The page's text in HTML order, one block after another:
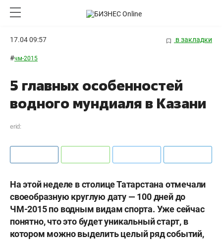
17.04 09:57 в закладки
#чм-2015
5 главных особенностей
водного мундиаля в Казани
erid:
На этой неделе в столице Татарстана отмечали
своеобразную круглую дату — 100 дней до
ЧМ-2015 по водным видам спорта. Уже сейчас
понятно, что это будет уникальный старт, в
котором можно выделить целый ряд событий,